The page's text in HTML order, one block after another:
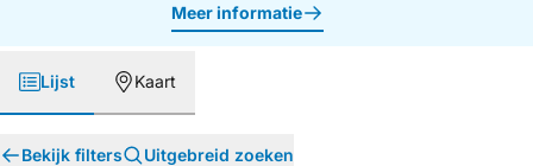
Meer informatie
Lijst Kaart
Bekijk filters Uitgebreid zoeken